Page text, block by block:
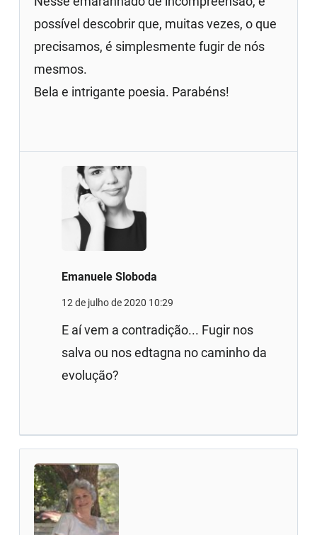
possível descobrir que, muitas vezes, o que
precisamos, é simplesmente fugir de nós
mesmos.
Bela e intrigante poesia. Parabéns!
Emanuele Sloboda
12 de julho de 2020 10:29
E aí vem a contradição... Fugir nos
salva ou nos edtagna no caminho da
evolução?